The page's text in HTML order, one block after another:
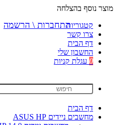
מוצר נוסף בהצלחה
קטגוריות
צרו קשר
דף הבית
החשבון שלי
0 עגלת קניות
דף הבית
מחשבים ניידים ASUS HP
התחברות \ הרשמה